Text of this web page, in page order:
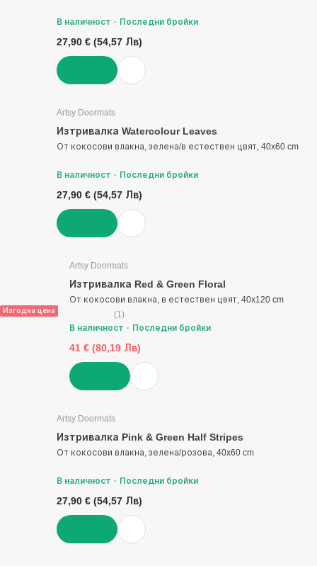
В наличност Последни бройки
27,90 € (54,57 Лв)
Artsy Doormats
Изтривалка Watercolour Leaves
От кокосови влакна, зелена/в естествен цвят, 40x60 cm
В наличност Последни бройки
27,90 € (54,57 Лв)
Изгодна цена
Artsy Doormats
Изтривалка Red & Green Floral
От кокосови влакна, в естествен цвят, 40x120 cm
(1)
В наличност
Последни бройки
41 € (80,19 Лв)
Artsy Doormats
Изтривалка Pink & Green Half Stripes
От кокосови влакна, зелена/розова, 40x60 cm
В наличност Последни бройки
27,90 € (54,57 Лв)